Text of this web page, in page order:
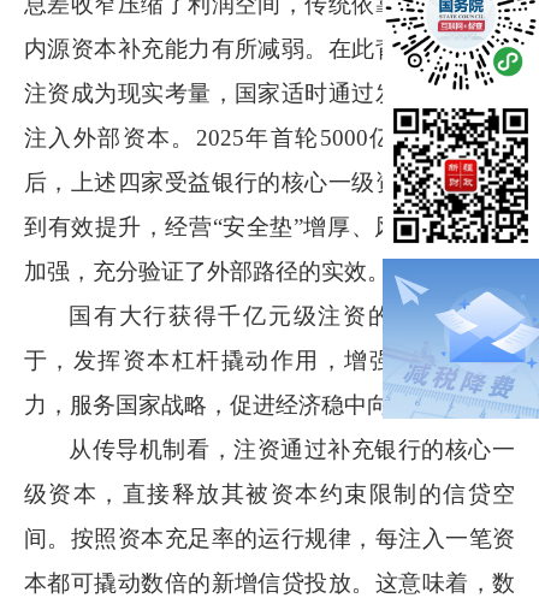
内源资本补充能力有所减弱。在此背景下，外部
注资成为现实考量，国家适时通过发行特别国债
注入外部资本。 2025年首轮5000亿元注资完成
后，上述四家受益银行的核心一级资本充足率得
到有效提升，经营“安全垫”增厚、风险抵御能力
加强，充分验证了外部路径的实效。
国有大行获得千亿元级注资的核心原因在
于，发挥资本杠杆撬动作用，增强信贷投放能
力，服务国家战略，促进经济稳中向好。
从传导机制看，注资通过补充银行的核心一
级资本，直接释放其被资本约束限制的信贷空
间。按照资本充足率的运行规律，每注入一笔资
本都可撬动数倍的新增信贷投放。这意味着，数